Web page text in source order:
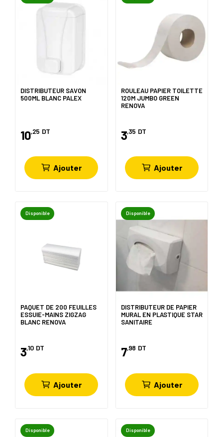
DISTRIBUTEUR SAVON
500ML BLANC PALEX
10,25 DT
Ajouter
ROULEAU PAPIER TOILETTE
120M JUMBO GREEN
RENOVA
3,35 DT
Ajouter
Disponible
PAQUET DE 200 FEUILLES
ESSUIE-MAINS ZIGZAG
BLANC RENOVA
3,10 DT
Ajouter
Disponible
DISTRIBUTEUR DE PAPIER
MURAL EN PLASTIQUE STAR
SANITAIRE
7,98 DT
Ajouter
Disponible Disponible